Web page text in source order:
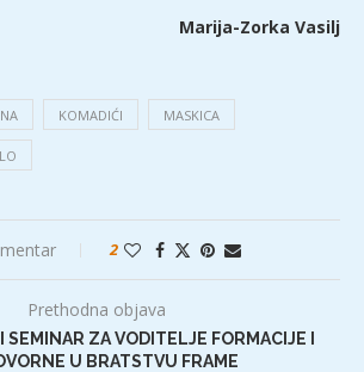
Marija-Zorka Vasilj
KOMADIĆI MASKICA
2
Prethodna objava
ZA VODITELJE FORMACIJE I
U BRATSTVU FRAME